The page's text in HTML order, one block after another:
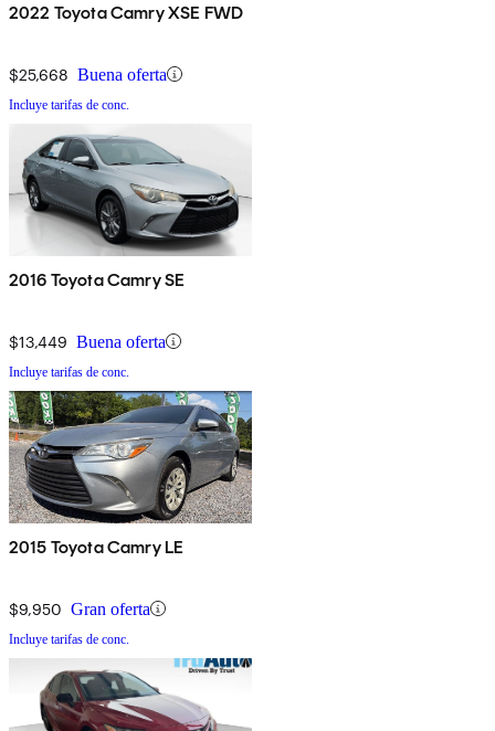
2022 Toyota Camry XSE FWD
$25,668 Buena oferta
Incluye tarifas de conc.
2016 Toyota Camry SE
$13,449 Buena oferta
Incluye tarifas de conc.
2015 Toyota Camry LE
$9,950 Gran oferta
Incluye tarifas de conc.